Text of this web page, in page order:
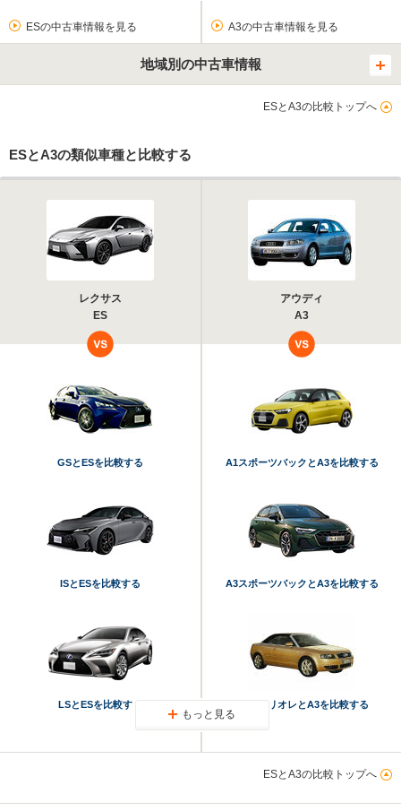
ESの中古車情報を見る A3の中古車情報を見る
地域別の中古車情報
ESとA3の比較トップへ
ESとA3の類似車種と比較する
レクサス
ES
アウディ
A3
GSとESを比較する
ISとESを比較する
LSとESを比較する
A1スポーツバックとA3を比較する
A3スポーツバックとA3を比較する
A4カブリオレとA3を比較する
もっと見る
ESとA3の比較トップへ